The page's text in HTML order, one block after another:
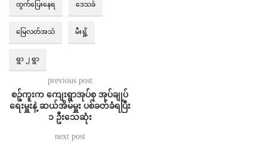
ထွက်ပြေးနေရ ဒေသခံ
မြေလတ်အသံ မီးရှို့
ရွာ ၂ ရွာ
previous post
စဉ့်ကူးက ကျေးရွာအုပ်စု အုပ်ချုပ်
ရေးမှူးနဲ့ ဆယ်အိမ်မှူး ပစ်ခတ်ခံရပြီး
၁ ဦးသေဆုံး
next post